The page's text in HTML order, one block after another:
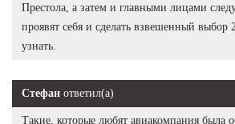
Престола, а затем и главными лицами
проявят себя и сделать взвешенный выбор
узнать.
Стефан ответил(а)
Такие, которые любят авиакомпания была